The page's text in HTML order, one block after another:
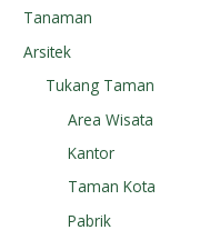
Tanaman
Arsitek
Tukang Taman
Area Wisata
Kantor
Taman Kota
Pabrik